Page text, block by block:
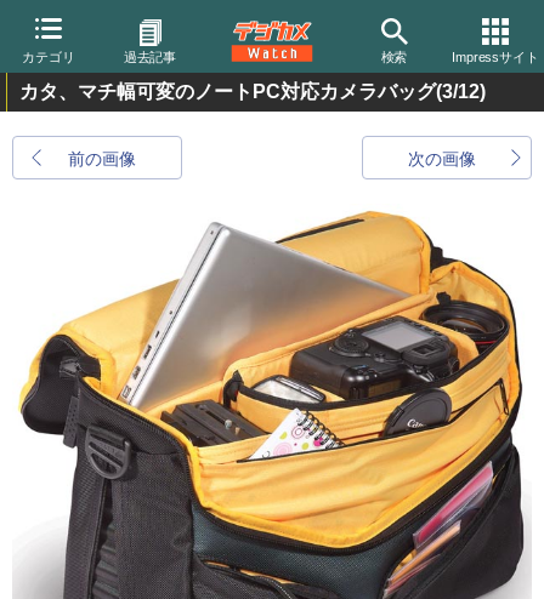
カテゴリ 過去記事 検索 Impressサイト
カタ、マチ幅可変のノートPC対応カメラバッグ(3/12)
前の画像 次の画像